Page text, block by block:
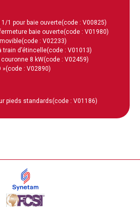
1 pour baie ouverte(code : V00825)
baie ouverte(code : V01980)
(code : V02233)
train d’étincelle(code : V01013)
8 kW(code : V02459)
»(code : V02890)
pieds standards(code : V01186)